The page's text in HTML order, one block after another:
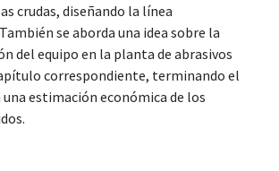
crudas, diseñando la línea
se aborda una idea sobre la
del equipo en la planta de abrasivos
correspondiente, terminando el
estimación económica de los